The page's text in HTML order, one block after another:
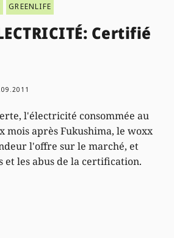
GREENLIFE
Certifié
l'électricité consommée au
mois après Fukushima, le woxx
l'offre sur le marché, et
et les abus de la certification.